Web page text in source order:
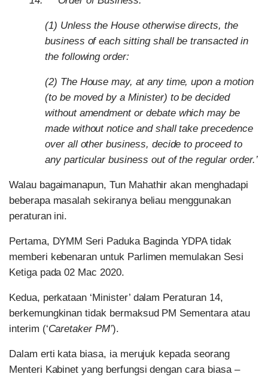
(1) Unless the House otherwise directs, the
business of each sitting shall be transacted in
the following order:
(2) The House may, at any time, upon a motion
(to be moved by a Minister) to be decided
without amendment or debate which may be
made without notice and shall take precedence
over all other business, decide to proceed to
any particular business out of the regular order.’
Walau bagaimanapun, Tun Mahathir akan menghadapi
beberapa masalah sekiranya beliau menggunakan
peraturan ini.
Pertama, DYMM Seri Paduka Baginda YDPA tidak
memberi kebenaran untuk Parlimen memulakan Sesi
Ketiga pada 02 Mac 2020.
Kedua, perkataan ‘Minister’ dalam Peraturan 14,
berkemungkinan tidak bermaksud PM Sementara atau
interim (‘Caretaker PM’).
Dalam erti kata biasa, ia merujuk kepada seorang
Menteri Kabinet yang berfungsi dengan cara biasa –